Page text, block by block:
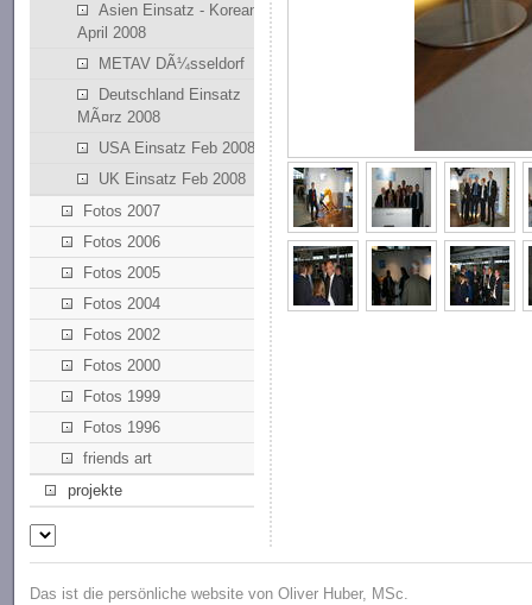
Asien Einsatz - Korean
April 2008
METAV DÃ¼sseldorf
Deutschland Einsatz
MÃ¤rz 2008
USA Einsatz Feb 2008
UK Einsatz Feb 2008
Fotos 2007
Fotos 2006
Fotos 2005
Fotos 2004
Fotos 2002
Fotos 2000
Fotos 1999
Fotos 1996
friends art
projekte
Das ist die persönliche website von Oliver Huber, MSc.